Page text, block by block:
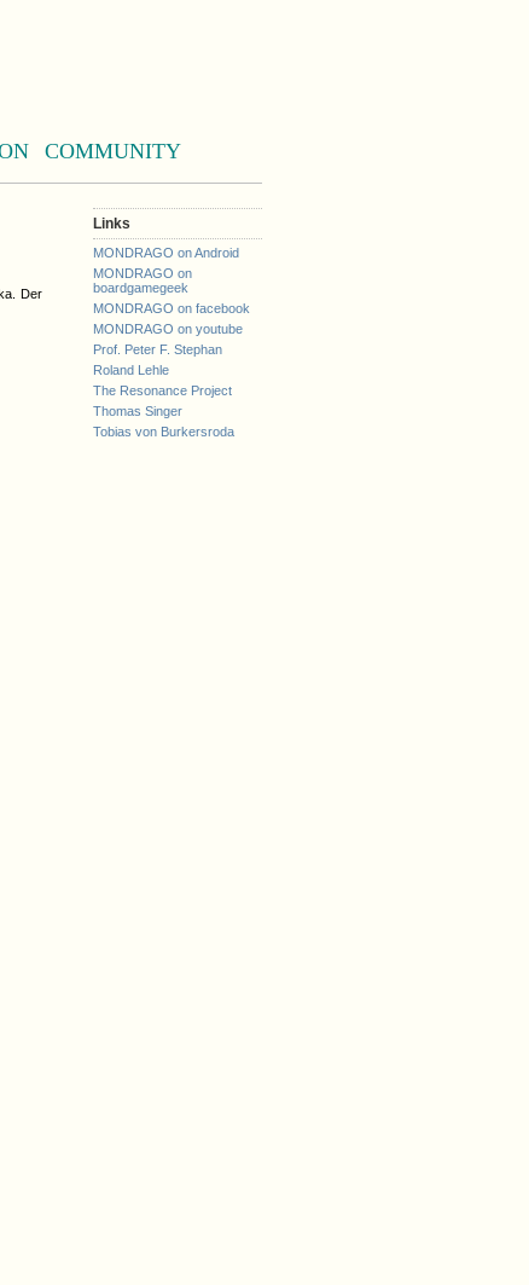
COMMUNITY
Der
Links
MONDRAGO on Android
MONDRAGO on
boardgamegeek
MONDRAGO on facebook
MONDRAGO on youtube
Prof. Peter F. Stephan
Roland Lehle
The Resonance Project
Thomas Singer
Tobias von Burkersroda